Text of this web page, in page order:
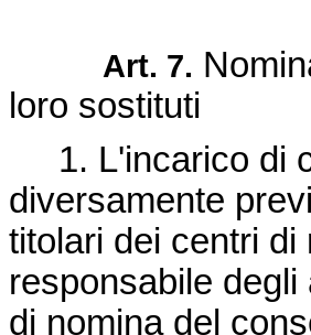
Art. 7.
loro sostituti
1. L'incarico di
diversamente
titolari dei centri
responsabile
di nomina del